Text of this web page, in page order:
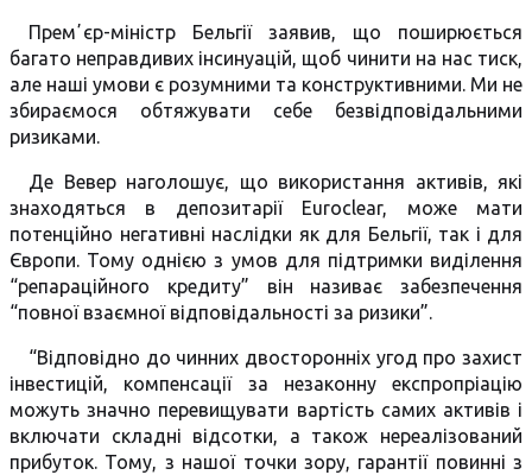
Премʼєр-міністр Бельгії заявив, що поширюється
багато неправдивих інсинуацій, щоб чинити на нас тиск,
але наші умови є розумними та конструктивними. Ми не
збираємося обтяжувати себе безвідповідальними
ризиками.
Де Вевер наголошує, що використання активів, які
знаходяться в депозитарії Euroclear, може мати
потенційно негативні наслідки як для Бельгії, так і для
Європи. Тому однією з умов для підтримки виділення
“репараційного кредиту” він називає забезпечення
“повної взаємної відповідальності за ризики”.
“Відповідно до чинних двосторонніх угод про захист
інвестицій, компенсації за незаконну експропріацію
можуть значно перевищувати вартість самих активів і
включати складні відсотки, а також нереалізований
прибуток. Тому, з нашої точки зору, гарантії повинні з